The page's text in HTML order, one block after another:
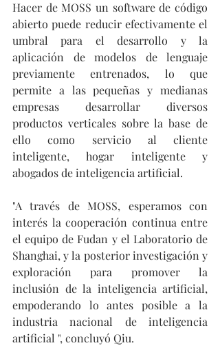
Hacer de MOSS un software de código
abierto puede reducir efectivamente el
umbral para el desarrollo y la
aplicación de modelos de lenguaje
previamente entrenados, lo que
permite a las pequeñas y medianas
empresas desarrollar diversos
productos verticales sobre la base de
ello como servicio al cliente
inteligente, hogar inteligente y
abogados de inteligencia artificial.
"A través de MOSS, esperamos con
interés la cooperación continua entre
el equipo de Fudan y el Laboratorio de
Shanghai, y la posterior investigación y
exploración para promover la
inclusión de la inteligencia artificial,
empoderando lo antes posible a la
industria nacional de inteligencia
artificial ", concluyó Qiu.